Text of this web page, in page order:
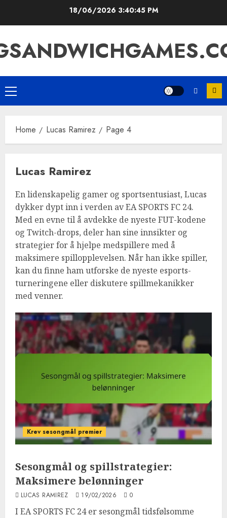
18/06/2026 3:40:46 PM
Primary
Menu
Home Lucas Ramirez Page 4
Lucas Ramirez
En lidenskapelig gamer og sportsentusiast, Lucas
dykker dypt inn i verden av EA SPORTS FC 24.
Med en evne til å avdekke de nyeste FUT-kodene
og Twitch-drops, deler han sine innsikter og
strategier for å hjelpe medspillere med å
maksimere spillopplevelsen. Når han ikke spiller,
kan du finne ham utforske de nyeste esports-
turneringene eller diskutere spillmekanikker
med venner.
Krev sesongmål premier
Sesongmål og spillstrategier:
Maksimere belønninger
LUCAS RAMIREZ 19/02/2026 0
I EA SPORTS FC 24 er sesongmål tidsfølsomme